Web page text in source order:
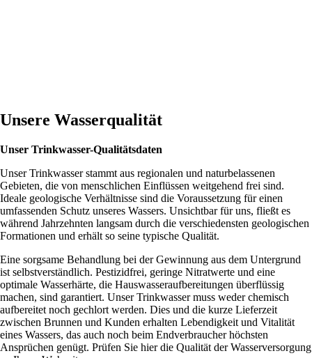
Unsere Wasserqualität
Unser Trinkwasser-Qualitätsdaten
Unser Trinkwasser stammt aus regionalen und naturbelassenen
Gebieten, die von menschlichen Einflüssen weitgehend frei sind.
Ideale geologische Verhältnisse sind die Voraussetzung für einen
umfassenden Schutz unseres Wassers. Unsichtbar für uns, fließt es
während Jahrzehnten langsam durch die verschiedensten geologischen
Formationen und erhält so seine typische Qualität.
Eine sorgsame Behandlung bei der Gewinnung aus dem Untergrund
ist selbstverständlich. Pestizidfrei, geringe Nitratwerte und eine
optimale Wasserhärte, die Hauswasseraufbereitungen überflüssig
machen, sind garantiert. Unser Trinkwasser muss weder chemisch
aufbereitet noch gechlort werden. Dies und die kurze Lieferzeit
zwischen Brunnen und Kunden erhalten Lebendigkeit und Vitalität
eines Wassers, das auch noch beim Endverbraucher höchsten
Ansprüchen genügt. Prüfen Sie hier die Qualität der Wasserversorgung